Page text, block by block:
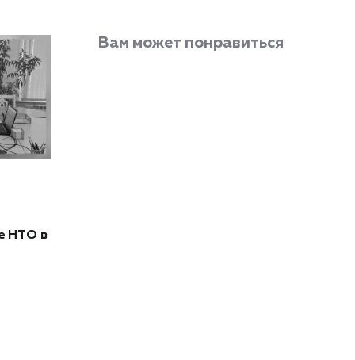
Вам может понравиться
НТО в